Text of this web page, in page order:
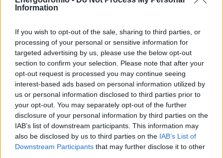
Information
If you wish to opt-out of the sale, sharing to third parties, or
processing of your personal or sensitive information for
targeted advertising by us, please use the below opt-out
section to confirm your selection. Please note that after your
opt-out request is processed you may continue seeing
interest-based ads based on personal information utilized by
us or personal information disclosed to third parties prior to
your opt-out. You may separately opt-out of the further
disclosure of your personal information by third parties on the
IAB’s list of downstream participants. This information may
also be disclosed by us to third parties on the IAB’s List of
Downstream Participants that may further disclose it to other
κυλιόμενο ημερολόγιο 24 μηνών, προσφέροντας
έως 24 μήνες μετά. Δεν ακολουθείται το τυπικό
ημερολόγιο έτους, αλλά χρησιμοποιείται ένα συνεχές
πλαίσιο δύο ετών. Η μέθοδος ‘Stay-IN’, διασφαλίζει ότι
όλοι οι ιδιοκτήτες έχουν πρόσβαση στην κατοικία κατά
τις περιόδους αιχμής ή και τις πιο επιθυμητές μέρες του
χρόνου.
Ο κ. Κώστας Παππάς, συνιδρυτής της OWNERS,
αναφέρει: «Το νέο μοντέλο ιδιοκτησίας, που φέρνει η
Owners, εδραιωμένο ήδη στις Ηνωμένες Πολιτείες, είναι